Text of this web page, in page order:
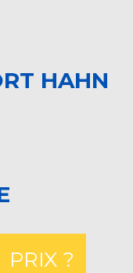
HAHN
PRIX ?